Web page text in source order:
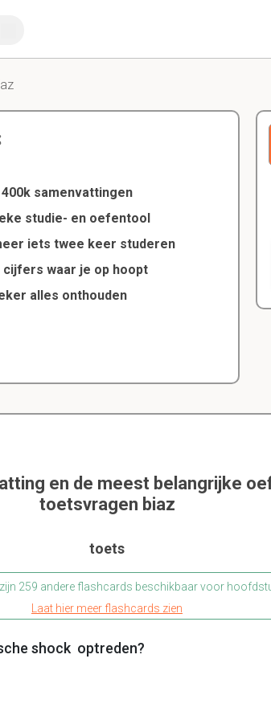
samenvattingen
studie- en oefentool
iets twee keer studeren
cijfers waar je op hoopt
alles onthouden
en de meest belangrijke
toetsvragen biaz
toets
zijn 259 andere flashcards beschikbaar voor
Laat hier meer flashcards zien
shock optreden?